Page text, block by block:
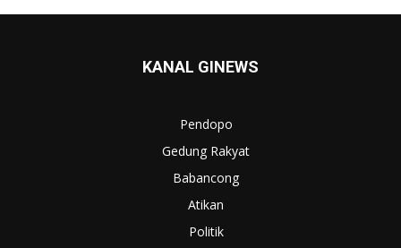
KANAL GINEWS
Pendopo
Gedung Rakyat
Babancong
Atikan
Politik